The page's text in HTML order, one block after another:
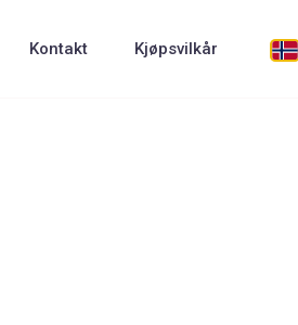
Kontakt Kjøpsvilkår